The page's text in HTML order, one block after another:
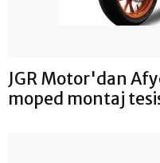
JGR Motor'dan
moped montaj